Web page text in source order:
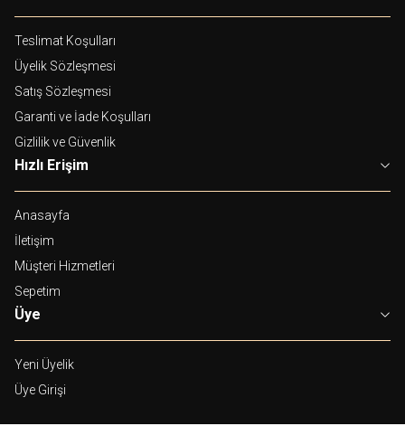
Teslimat Koşulları
Üyelik Sözleşmesi
Satış Sözleşmesi
Garanti ve İade Koşulları
Gizlilik ve Güvenlik
Hızlı Erişim
Anasayfa
İletişim
Müşteri Hizmetleri
Sepetim
Üye
Yeni Üyelik
Üye Girişi